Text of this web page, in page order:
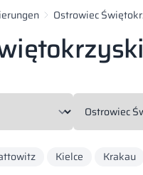
Ostrowiec
Kielce Krakau